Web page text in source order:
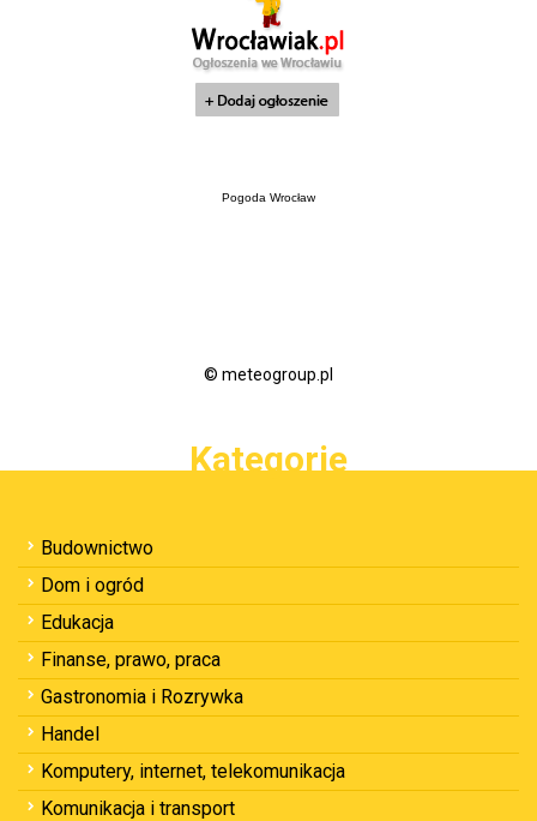
Pogoda Wrocław
© meteogroup.pl
Kategorie
Budownictwo
Dom i ogród
Edukacja
Finanse, prawo, praca
Gastronomia i Rozrywka
Handel
Komputery, internet, telekomunikacja
Komunikacja i transport